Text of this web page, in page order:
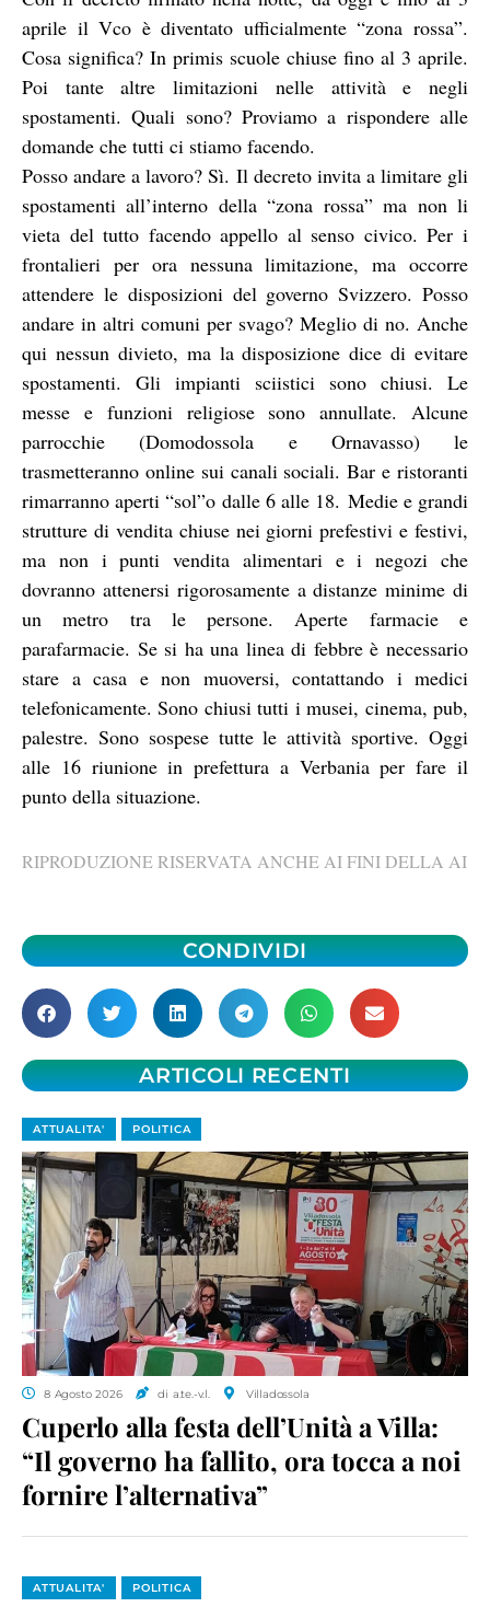
aprile il Vco è diventato ufficialmente “zona rossa”.
Cosa significa? In primis scuole chiuse fino al 3 aprile.
Poi tante altre limitazioni nelle attività e negli
spostamenti. Quali sono? Proviamo a rispondere alle
domande che tutti ci stiamo facendo.
Posso andare a lavoro? Sì. Il decreto invita a limitare gli
spostamenti all’interno della “zona rossa” ma non li
vieta del tutto facendo appello al senso civico. Per i
frontalieri per ora nessuna limitazione, ma occorre
attendere le disposizioni del governo Svizzero. Posso
andare in altri comuni per svago? Meglio di no. Anche
qui nessun divieto, ma la disposizione dice di evitare
spostamenti. Gli impianti sciistici sono chiusi. Le
messe e funzioni religiose sono annullate. Alcune
parrocchie (Domodossola e Ornavasso) le
trasmetteranno online sui canali sociali. Bar e ristoranti
rimarranno aperti “sol”o dalle 6 alle 18. Medie e grandi
strutture di vendita chiuse nei giorni prefestivi e festivi,
ma non i punti vendita alimentari e i negozi che
dovranno attenersi rigorosamente a distanze minime di
un metro tra le persone. Aperte farmacie e
parafarmacie. Se si ha una linea di febbre è necessario
stare a casa e non muoversi, contattando i medici
telefonicamente. Sono chiusi tutti i musei, cinema, pub,
palestre. Sono sospese tutte le attività sportive. Oggi
alle 16 riunione in prefettura a Verbania per fare il
punto della situazione.
RIPRODUZIONE RISERVATA ANCHE AI FINI DELLA AI
CONDIVIDI
ARTICOLI RECENTI
ATTUALITA' POLITICA
8 Agosto 2026 di a.te.-v.l. Villadossola
Cuperlo alla festa dell’Unità a Villa:
“Il governo ha fallito, ora tocca a noi
fornire l’alternativa”
ATTUALITA' POLITICA